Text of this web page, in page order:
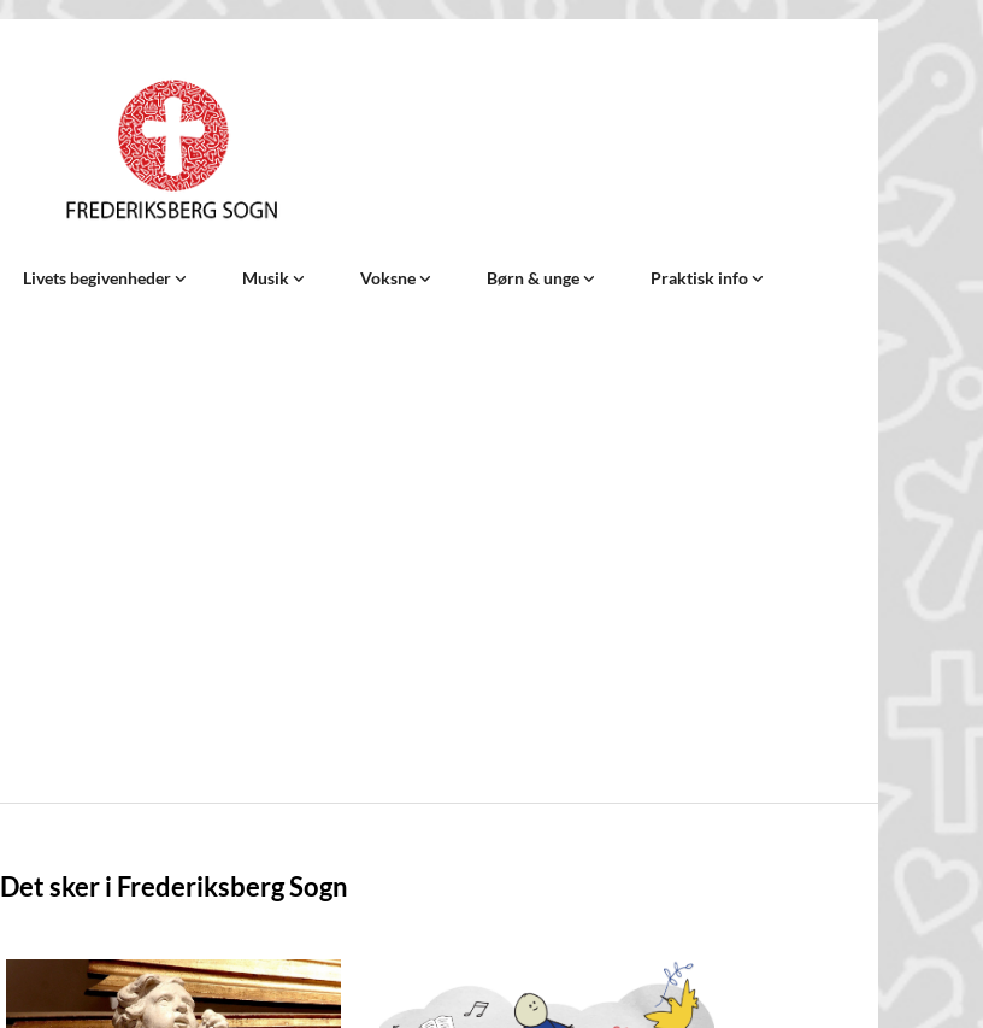
Livets begivenheder Musik Voksne Børn & unge Praktisk info
Det sker i Frederiksberg Sogn